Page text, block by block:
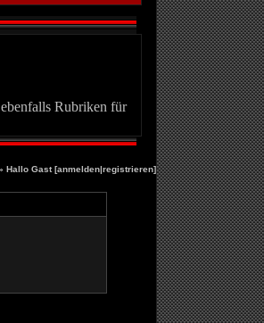
Rubriken für
Hallo Gast [anmelden|registrieren]